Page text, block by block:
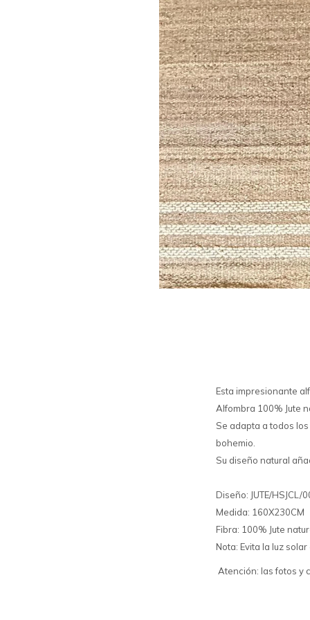
Esta impresionante
Alfombra 100% Jute
Se adapta a todos
bohemio.
Su diseño natural
Diseño: JUTE/HSJCL/
Medida: 160X230CM
Fibra: 100% Jute
Nota: Evita la luz
Atención: las fotos y